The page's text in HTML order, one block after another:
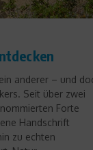
anderer – und
Seit über zwei
Forte
Handschrift
zu echten
besser